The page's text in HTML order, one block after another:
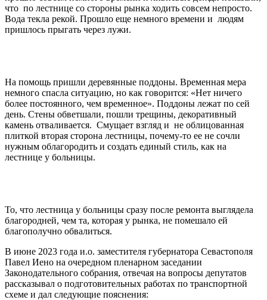
что по лестнице со стороны рынка ходить совсем непросто.
Вода текла рекой. Прошло еще немного времени и людям
пришлось прыгать через лужи.
На помощь пришли деревянные поддоны. Временная мера
немного спасла ситуацию, но как говорится: «Нет ничего
более постоянного, чем временное». Поддоны лежат по сей
день. Стены обветшали, пошли трещины, декоративный
камень отваливается. Смущает взгляд и не облицованная
плиткой вторая сторона лестницы, почему-то ее не сочли
нужным облагородить и создать единый стиль, как на
лестнице у больницы.
То, что лестница у больницы сразу после ремонта выглядела
благородней, чем та, которая у рынка, не помешало ей
благополучно обвалиться.
В июне 2023 года и.о. заместителя губернатора Севастополя
Павел Иено на очередном пленарном заседании
Законодательного собрания, отвечая на вопросы депутатов
рассказывал о подготовительных работах по транспортной
схеме и дал следующие пояснения: